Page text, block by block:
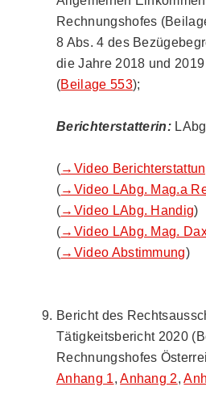
Rechnungshofes
8 Abs. 4 des
die Jahre 2018 und
(Beilage 553);
Berichterstatterin:
(→Video
(→Video LAbg. Mag.a
(→Video LAbg. Handig)
(→Video LAbg. Mag.
(→Video Abstimmung)
Bericht des
Tätigkeitsbericht 2020
Rechnungshofes
Anhang 1,Anhang 2,